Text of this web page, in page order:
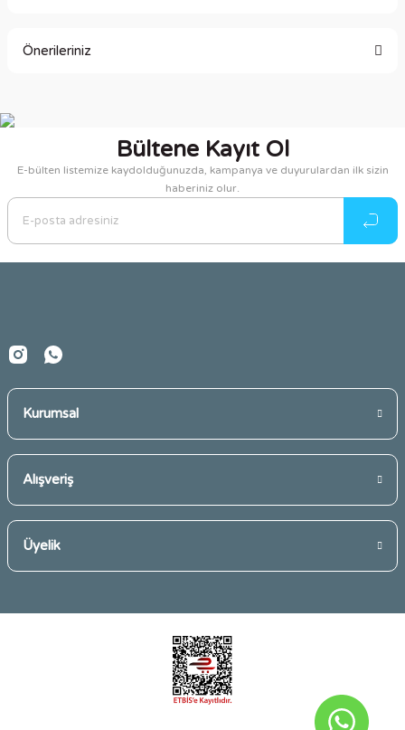
Önerileriniz
Görüş ve önerileriniz için teşekkür ederiz.
Ürün resmi kalitesiz, bozuk veya görüntülenemiyor.
Ürün açıklamasında eksik bilgiler bulunuyor.
Ürün bilgilerinde hatalar bulunuyor.
Bültene Kayıt Ol
E-bülten listemize kaydolduğunuzda, kampanya ve duyurulardan ilk sizin
haberiniz olur.
Kurumsal
Alışveriş
Üyelik